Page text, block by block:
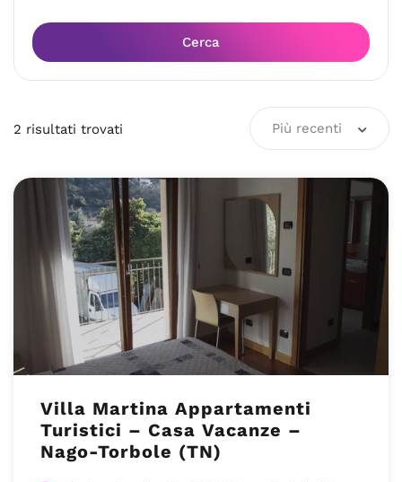
Cerca
2 risultati trovati Più recenti
Villa Martina Appartamenti
Turistici – Casa Vacanze –
Nago-Torbole (TN)